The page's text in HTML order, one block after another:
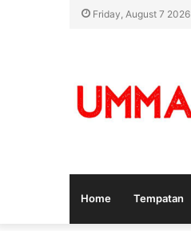
Friday, August 7 2026
Home Tempatan